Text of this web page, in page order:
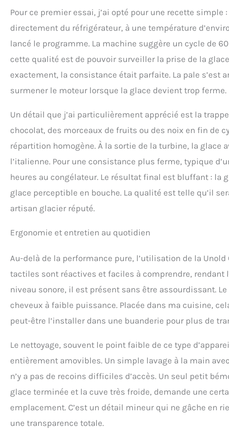
Pour ce premier essai, j’ai opté pour une recette
directement du réfrigérateur, à une température
lancé le programme. La machine suggère un cycle de
cette qualité est de pouvoir surveiller la prise de la
exactement, la consistance était parfaite. La pale
surmener le moteur lorsque la glace devient trop ferme.
Un détail que j’ai particulièrement apprécié est la
chocolat, des morceaux de fruits ou des noix en fin de
répartition homogène. À la sortie de la turbine, la glace
l’italienne. Pour une consistance plus ferme, typique
heures au congélateur. Le résultat final est bluffant : la
glace perceptible en bouche. La qualité est telle qu’il
artisan glacier réputé.
Ergonomie et entretien au quotidien
Au-delà de la performance pure, l’utilisation de la
tactiles sont réactives et faciles à comprendre,
niveau sonore, il est présent sans être assourdissant.
cheveux à faible puissance. Placée dans ma cuisine,
peut-être l’installer dans une buanderie pour plus de
Le nettoyage, souvent le point faible de ce type
entièrement amovibles. Un simple lavage à la main
n’y a pas de recoins difficiles d’accès. Un seul petit
glace terminée et la cuve très froide, demande une
emplacement. C’est un détail mineur qui ne gâche en
une transparence totale.